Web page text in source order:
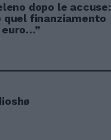
dopo le accuse:
quel finanziamento